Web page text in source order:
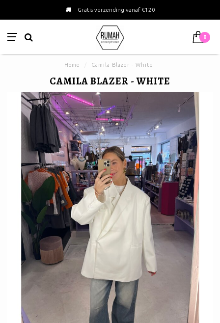
Gratis verzending vanaf €120
0
Home Camila Blazer - White
CAMILA BLAZER - WHITE